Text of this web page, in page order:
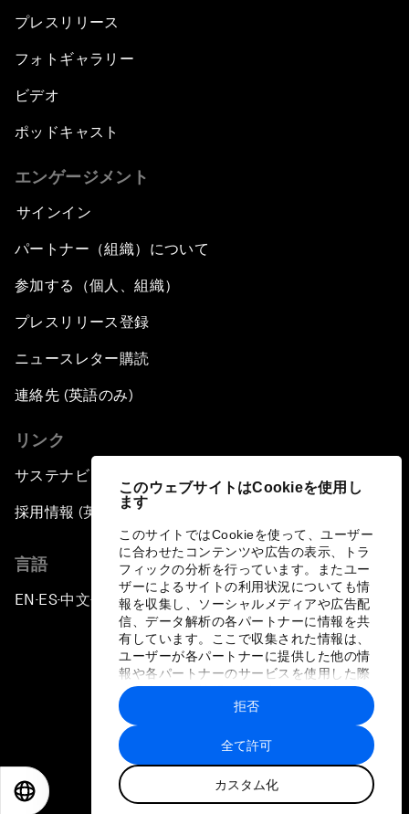
このウェブサイトはCookieを使用し
ます
このサイトではCookieを使って、ユーザー
に合わせたコンテンツや広告の表示、トラ
フィックの分析を行っています。またユー
ザーによるサイトの利用状況についても情
報を収集し、ソーシャルメディアや広告配
信、データ解析の各パートナーに情報を共
有しています。ここで収集された情報は、
ユーザーが各パートナーに提供した他の情
報や各パートナーのサービスを使用した際
に収集された情報と組み合わされ、各パー
トナーによって使用されることがありま
す。
全て許可
カスタム化
拒否
プレスリリース
フォトギャラリー
ビデオ
ポッドキャスト
エンゲージメント
サインイン
パートナー（組織）について
参加する（個人、組織）
プレスリリース登録
ニュースレター購読
連絡先 (英語のみ)
リンク
サステナビリティへの取り組み
採用情報 (英語のみ)
言語
EN ▪ES▪中文▪ 日本語
プライバシーポリシーと利用規約
サイトマップ
©
世界経済フォーラム